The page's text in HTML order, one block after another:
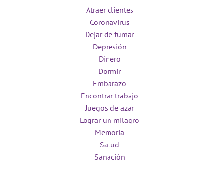
Atraer clientes
Coronavirus
Dejar de fumar
Depresión
Dinero
Dormir
Embarazo
Encontrar trabajo
Juegos de azar
Lograr un milagro
Memoria
Salud
Sanación